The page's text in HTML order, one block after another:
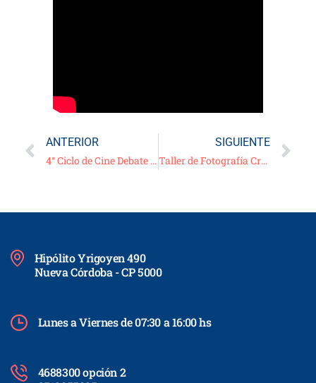
ANTERIOR
4° Ciclo de Cine Debate Virtual – 2021 – Película: “Escuela de Rock”
SIGUIENTE
Taller de Fotografía Creativa
Hipólito Yrigoyen 490
Nueva Córdoba - CP 5000
Lunes a Viernes de 07:30 a 16:00 hs
4688300 opción 2